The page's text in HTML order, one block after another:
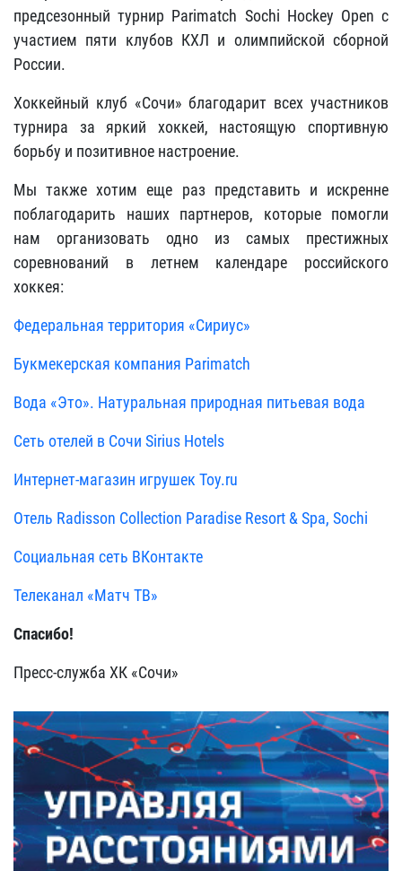
предсезонный турнир Parimatch Sochi Hockey Open с
участием пяти клубов КХЛ и олимпийской сборной
России.
Хоккейный клуб «Сочи» благодарит всех участников
турнира за яркий хоккей, настоящую спортивную
борьбу и позитивное настроение.
Мы также хотим еще раз представить и искренне
поблагодарить наших партнеров, которые помогли
нам организовать одно из самых престижных
соревнований в летнем календаре российского
хоккея:
Федеральная территория «Сириус»
Букмекерская компания Parimatch
Вода «Это». Натуральная природная питьевая вода
Сеть отелей в Сочи Sirius Hotels
Интернет-магазин игрушек Toy.ru
Отель Radisson Collection Paradise Resort & Spa, Sochi
Социальная сеть ВКонтакте
Телеканал «Матч ТВ»
Спасибо!
Пресс-служба ХК «Сочи»